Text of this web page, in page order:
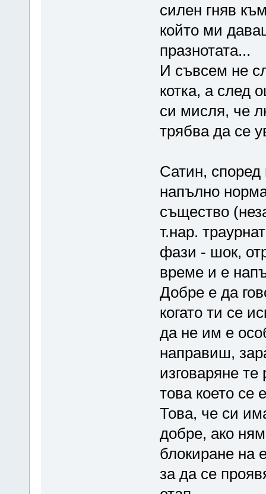
силен гняв
който ми
празнотата...
И съвсем не
котка, а след
си мисля, че
трябва да се
Сатин,
напълно
същество
т.нар.
фази - шок,
време и е
Добре е да
когато ти се
да не им е
направиш,
изговаряне
това което се
Това, че си
добре, ако
блокиране на
за да се